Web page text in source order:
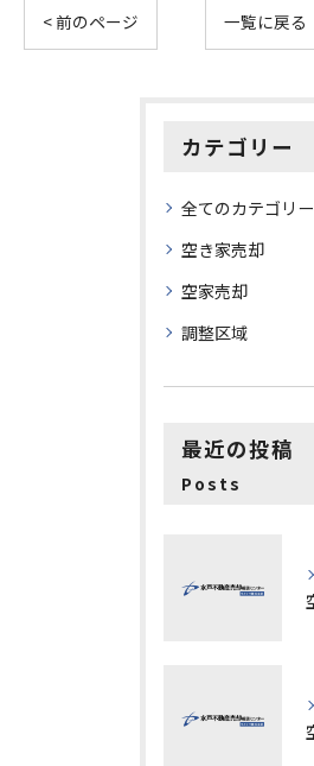
< 前のページ 一覧に戻る
カテゴリー
全てのカテゴリー
空き家売却
空家売却
調整区域
最近の投稿
Posts